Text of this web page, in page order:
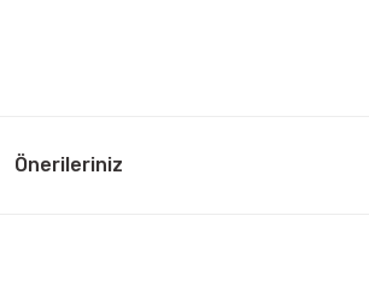
Önerileriniz